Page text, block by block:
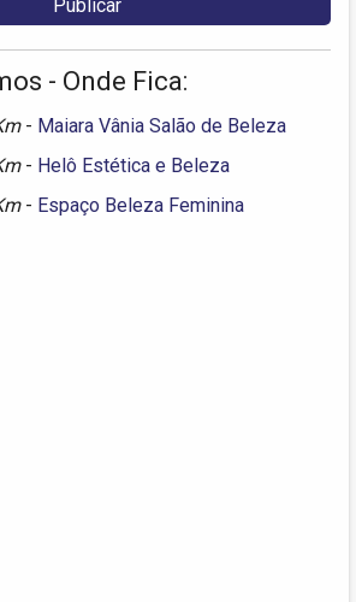
- Onde Fica:
- Maiara Vânia Salão de Beleza
- Helô Estética e Beleza
- Espaço Beleza Feminina